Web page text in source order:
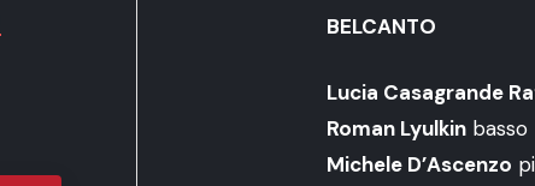
BELCANTO
Lucia Casagrande
Roman Lyulkin basso
Michele D’Ascenzo